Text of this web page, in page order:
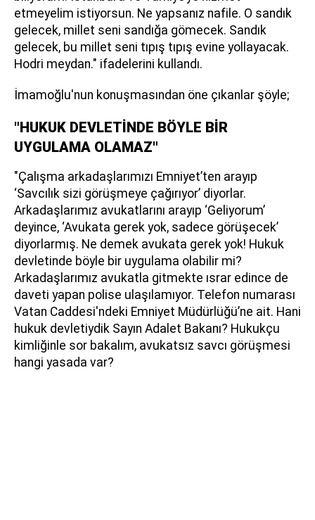
etmeyelim istiyorsun. Ne yapsanız nafile. O sandık
gelecek, millet seni sandığa gömecek. Sandık
gelecek, bu millet seni tıpış tıpış evine yollayacak.
Hodri meydan." ifadelerini kullandı.
İmamoğlu'nun konuşmasından öne çıkanlar şöyle;
"HUKUK DEVLETİNDE BÖYLE BİR
UYGULAMA OLAMAZ"
"Çalışma arkadaşlarımızı Emniyet’ten arayıp
‘Savcılık sizi görüşmeye çağırıyor’ diyorlar.
Arkadaşlarımız avukatlarını arayıp ‘Geliyorum’
deyince, ‘Avukata gerek yok, sadece görüşecek’
diyorlarmış. Ne demek avukata gerek yok! Hukuk
devletinde böyle bir uygulama olabilir mi?
Arkadaşlarımız avukatla gitmekte ısrar edince de
daveti yapan polise ulaşılamıyor. Telefon numarası
Vatan Caddesi'ndeki Emniyet Müdürlüğü’ne ait. Hani
hukuk devletiydik Sayın Adalet Bakanı? Hukukçu
kimliğinle sor bakalım, avukatsız savcı görüşmesi
hangi yasada var?